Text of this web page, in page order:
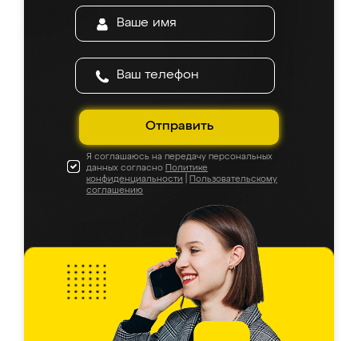
Отправить
Я соглашаюсь на передачу персональных
данных согласно Политике
конфиденциальности
Пользовательскому
соглашению